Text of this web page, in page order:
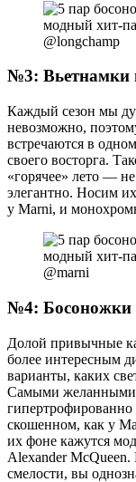
@longchamp
№3: Вьетнамки
Каждый сезон мы
невозможно,
встречаются в
своего восторга.
«горячее» лето —
элегантно. Носим
у Marni, и
@marni
№4: Босоножки
Долой привычные
более интересным
варианты, каких
Самыми желанными
скошенном, как у
их фоне кажутся
Alexander McQueen.
смелости, вы